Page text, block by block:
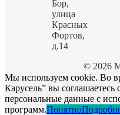
Бор,
улица
Красных
Фортов,
д.14
© 2026
Мы используем cookie. Во
Карусель” вы
персональные данные с
программ.Понятно